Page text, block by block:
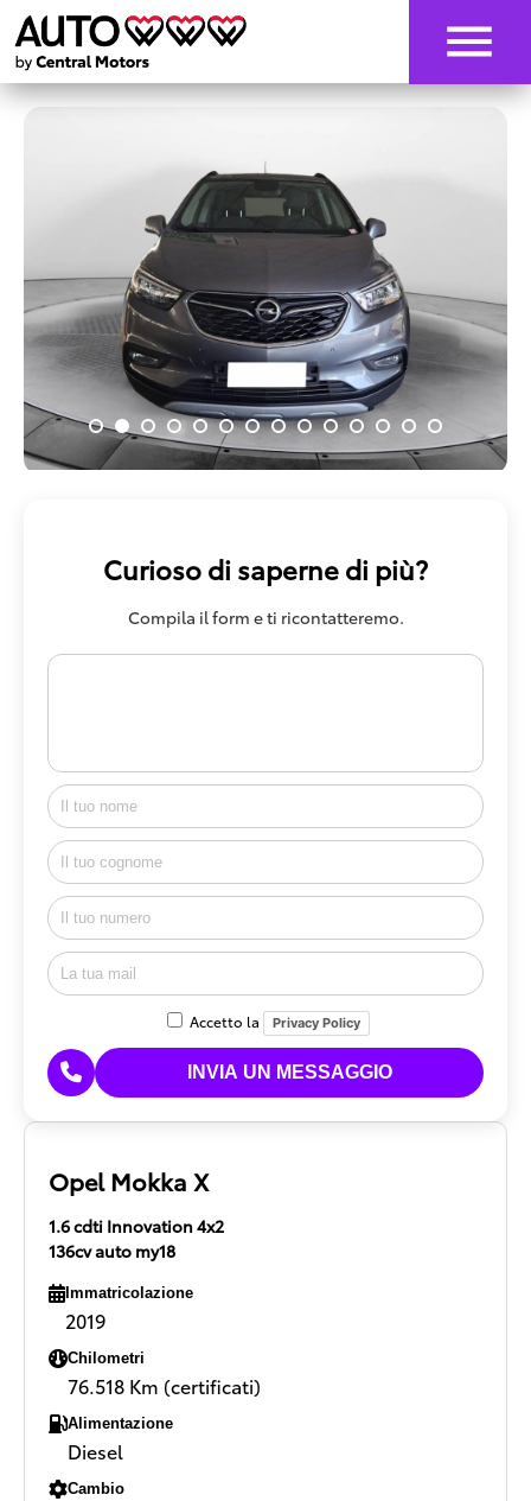
Curioso di saperne di più?
Compila il form e ti ricontatteremo.
Accetto la Privacy Policy
Opel Mokka X
1.6 cdti Innovation 4x2
136cv auto my18
Immatricolazione
2019
Chilometri
76.518 Km (certificati)
Alimentazione
Diesel
Cambio